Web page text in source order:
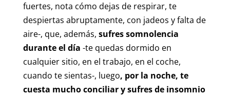
fuertes, nota cómo dejas de respirar, te
despiertas abruptamente, con jadeos y falta de
aire-, que, además, sufres somnolencia
durante el día -te quedas dormido en
cualquier sitio, en el trabajo, en el coche,
cuando te sientas-, luego, por la noche, te
cuesta mucho conciliar y sufres de insomnio